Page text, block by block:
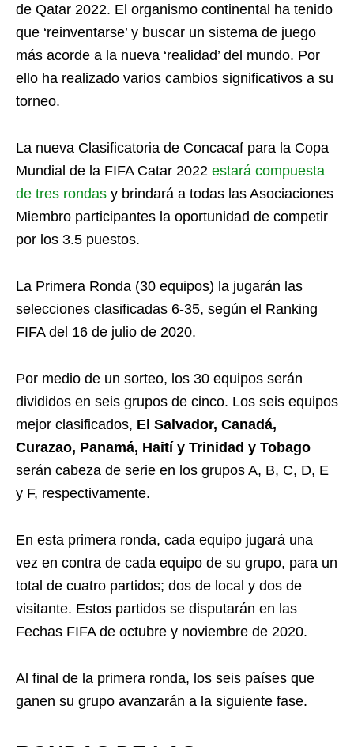
de Qatar 2022. El organismo continental ha tenido
que ‘reinventarse’ y buscar un sistema de juego
más acorde a la nueva ‘realidad’ del mundo. Por
ello ha realizado varios cambios significativos a su
torneo.
La nueva Clasificatoria de Concacaf para la Copa
Mundial de la FIFA Catar 2022 estará compuesta
de tres rondas y brindará a todas las Asociaciones
Miembro participantes la oportunidad de competir
por los 3.5 puestos.
La Primera Ronda (30 equipos) la jugarán las
selecciones clasificadas 6-35, según el Ranking
FIFA del 16 de julio de 2020.
Por medio de un sorteo, los 30 equipos serán
divididos en seis grupos de cinco. Los seis equipos
mejor clasificados, El Salvador, Canadá,
Curazao, Panamá, Haití y Trinidad y Tobago
serán cabeza de serie en los grupos A, B, C, D, E
y F, respectivamente.
En esta primera ronda, cada equipo jugará una
vez en contra de cada equipo de su grupo, para un
total de cuatro partidos; dos de local y dos de
visitante. Estos partidos se disputarán en las
Fechas FIFA de octubre y noviembre de 2020.
Al final de la primera ronda, los seis países que
ganen su grupo avanzarán a la siguiente fase.